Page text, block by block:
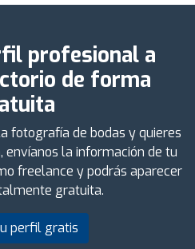
profesional a
de forma
fotografía de bodas y quieres
envíanos la información de tu
freelance y podrás aparecer
gratuita.
perfil gratis